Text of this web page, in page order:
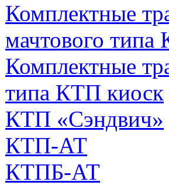
Комплектные
мачтового
Комплектные
типа КТП киоск
КТП «Сэндвич»
КТП-АТ
КТПБ-АТ